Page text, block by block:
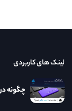
لینک های کاربردی
چگونه